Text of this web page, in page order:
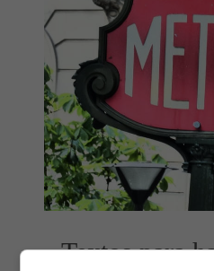
Textos para